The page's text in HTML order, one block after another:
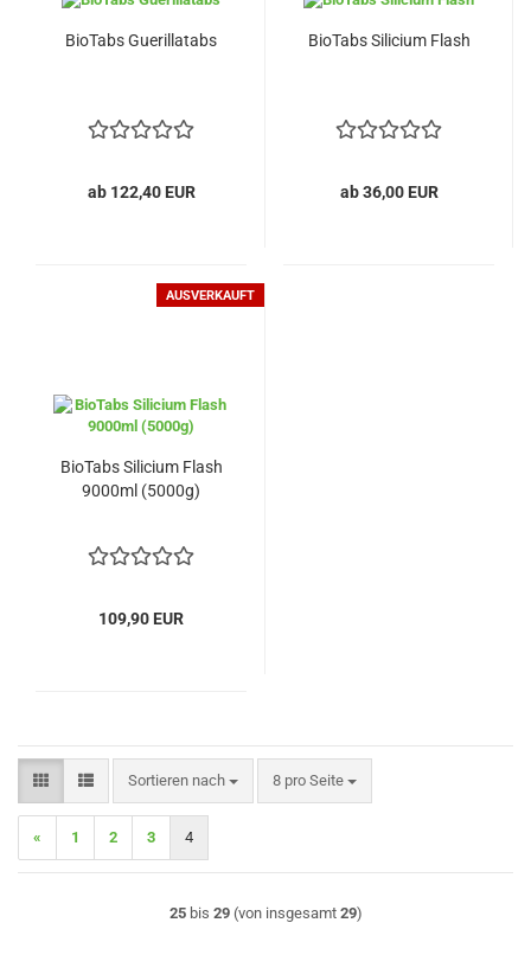
BioTabs Guerillatabs
ab 122,40 EUR
BioTabs Silicium Flash
ab 36,00 EUR
AUSVERKAUFT
BioTabs Silicium Flash
9000ml (5000g)
109,90 EUR
Sortieren nach
Sortieren nach 8 pro Seite
pro Seite
« 1 2 3 4
25bis 29(von insgesamt 29)